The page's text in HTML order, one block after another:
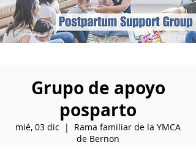
Grupo de apoyo
posparto
mié, 03 dic
  |
Rama familiar de la YMCA
de Bernon